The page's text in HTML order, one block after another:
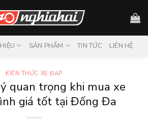
SẢN PHẨM TIN TỨC LIÊN HỆ
KIẾN THỨC XE ĐẠP
quan trọng khi mua xe
giá tốt tại Đống Đa